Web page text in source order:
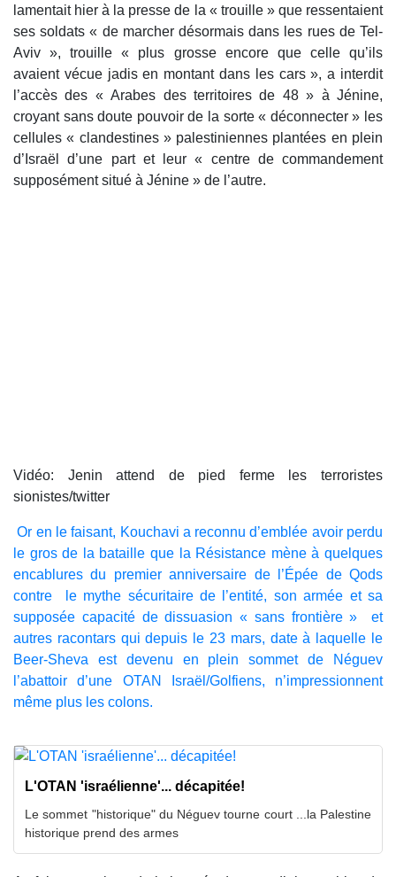
lamentait hier à la presse de la « trouille » que ressentaient
ses soldats « de marcher désormais dans les rues de Tel-
Aviv », trouille « plus grosse encore que celle qu’ils
avaient vécue jadis en montant dans les cars », a interdit
l’accès des « Arabes des territoires de 48 » à Jénine,
croyant sans doute pouvoir de la sorte « déconnecter » les
cellules « clandestines » palestiniennes plantées en plein
d’Israël d’une part et leur « centre de commandement
supposément situé à Jénine » de l’autre.
Vidéo: Jenin attend de pied ferme les terroristes
sionistes/twitter
Or en le faisant, Kouchavi a reconnu d’emblée avoir perdu
le gros de la bataille que la Résistance mène à quelques
encablures du premier anniversaire de l’Épée de Qods
contre le mythe sécuritaire de l’entité, son armée et sa
supposée capacité de dissuasion « sans frontière » et
autres racontars qui depuis le 23 mars, date à laquelle le
Beer-Sheva est devenu en plein sommet de Néguev
l’abattoir d’une OTAN Israël/Golfiens, n’impressionnent
même plus les colons.
L'OTAN 'israélienne'... décapitée!
Le sommet "historique" du Néguev tourne court ...la Palestine
historique prend des armes